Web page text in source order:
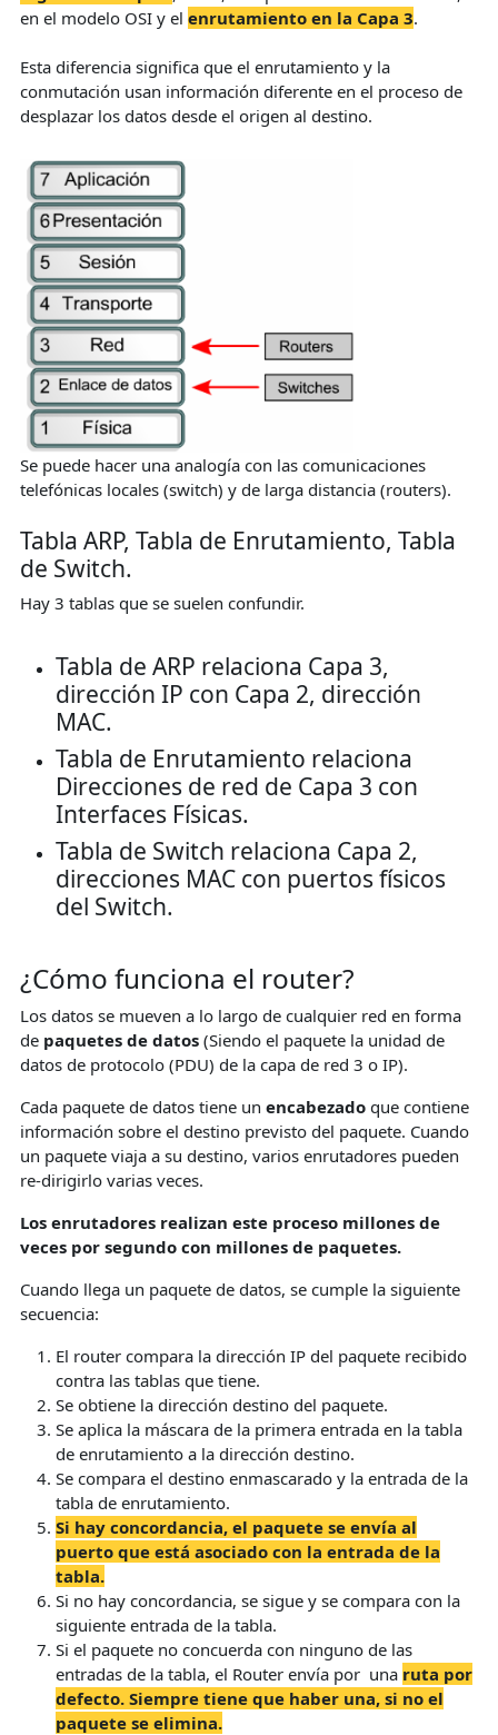
en el modelo OSI y el enrutamiento en la Capa 3.
Esta diferencia significa que el enrutamiento y la
conmutación usan información diferente en el proceso de
desplazar los datos desde el origen al destino.
Se puede hacer una analogía con las comunicaciones
telefónicas locales (switch) y de larga distancia (routers).
Tabla ARP, Tabla de Enrutamiento, Tabla
de Switch.
Hay 3 tablas que se suelen confundir.
Tabla de ARP relaciona Capa 3,
dirección IP con Capa 2, dirección
MAC.
Tabla de Enrutamiento relaciona
Direcciones de red de Capa 3 con
Interfaces Físicas.
Tabla de Switch relaciona Capa 2,
direcciones MAC con puertos físicos
del Switch.
¿Cómo funciona el router?
Los datos se mueven a lo largo de cualquier red en forma
de paquetes de datos (Siendo el paquete la unidad de
datos de protocolo (PDU) de la capa de red 3 o IP).
Cada paquete de datos tiene un encabezado que contiene
información sobre el destino previsto del paquete. Cuando
un paquete viaja a su destino, varios enrutadores pueden
re-dirigirlo varias veces.
Los enrutadores realizan este proceso millones de
veces por segundo con millones de paquetes.
Cuando llega un paquete de datos, se cumple la siguiente
secuencia:
El router compara la dirección IP del paquete recibido
contra las tablas que tiene.
Se obtiene la dirección destino del paquete.
Se aplica la máscara de la primera entrada en la tabla
de enrutamiento a la dirección destino.
Se compara el destino enmascarado y la entrada de la
tabla de enrutamiento.
Si hay concordancia, el paquete se envía al
puerto que está asociado con la entrada de la
tabla.
Si no hay concordancia, se sigue y se compara con la
siguiente entrada de la tabla.
Si el paquete no concuerda con ninguno de las
entradas de la tabla, el Router envía por una ruta por
defecto. Siempre tiene que haber una, si no el
paquete se elimina.